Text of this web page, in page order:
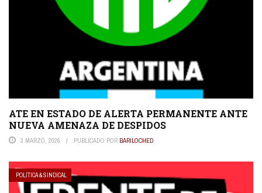
ATE EN ESTADO DE ALERTA PERMANENTE ANTE
NUEVA AMENAZA DE DESPIDOS
3 MARZO, 2026 PUBLICADO POR BARILOCHED
POLÍTICA & SINDICAL